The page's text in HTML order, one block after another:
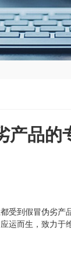
产品的
受到假冒伪劣产
运而生，致力于